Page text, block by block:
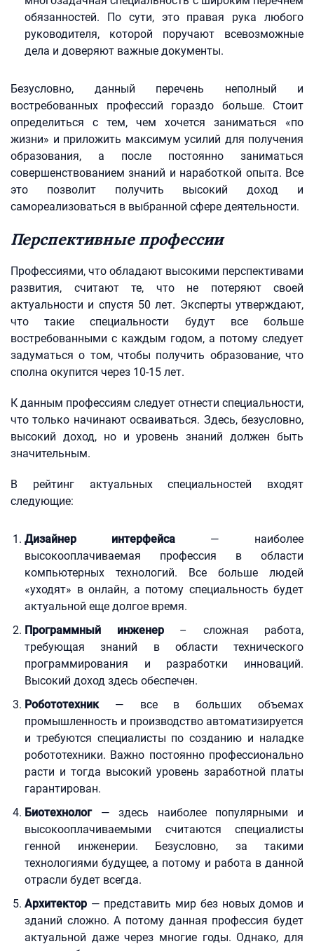
обязанностей. По сути, это правая рука любого
руководителя, которой поручают всевозможные
дела и доверяют важные документы.
Безусловно, данный перечень неполный и
востребованных профессий гораздо больше. Стоит
определиться с тем, чем хочется заниматься «по
жизни» и приложить максимум усилий для получения
образования, а после постоянно заниматься
совершенствованием знаний и наработкой опыта. Все
это позволит получить высокий доход и
самореализоваться в выбранной сфере деятельности.
Перспективные профессии
Профессиями, что обладают высокими перспективами
развития, считают те, что не потеряют своей
актуальности и спустя 50 лет. Эксперты утверждают,
что такие специальности будут все больше
востребованными с каждым годом, а потому следует
задуматься о том, чтобы получить образование, что
сполна окупится через 10-15 лет.
К данным профессиям следует отнести специальности,
что только начинают осваиваться. Здесь, безусловно,
высокий доход, но и уровень знаний должен быть
значительным.
В рейтинг актуальных специальностей входят
следующие:
Дизайнер интерфейса — наиболее
высокооплачиваемая профессия в области
компьютерных технологий. Все больше людей
«уходят» в онлайн, а потому специальность будет
актуальной еще долгое время.
Программный инженер– сложная работа,
требующая знаний в области технического
программирования и разработки инноваций.
Высокий доход здесь обеспечен.
Робототехник— все в больших объемах
промышленность и производство автоматизируется
и требуются специалисты по созданию и наладке
робототехники. Важно постоянно профессионально
расти и тогда высокий уровень заработной платы
гарантирован.
Биотехнолог— здесь наиболее популярными и
высокооплачиваемыми считаются специалисты
генной инженерии. Безусловно, за такими
технологиями будущее, а потому и работа в данной
отрасли будет всегда.
Архитектор — представить мир без новых домов и
зданий сложно. А потому данная профессия будет
актуальной даже через многие годы. Однако, для